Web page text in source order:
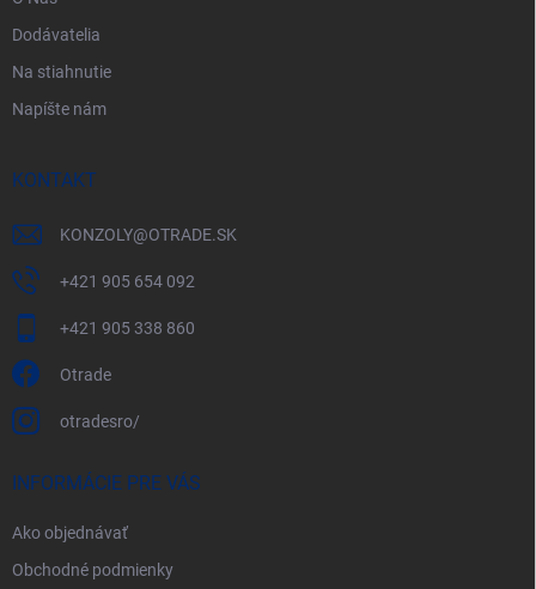
Dodávatelia
Na stiahnutie
Napíšte nám
KONTAKT
KONZOLY@OTRADE.SK
+421 905 654 092
+421 905 338 860
Otrade
otradesro/
INFORMÁCIE PRE VÁS
Ako objednávať
Obchodné podmienky